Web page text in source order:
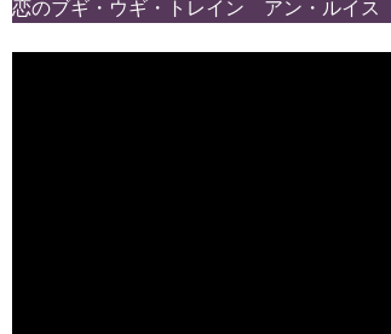
恋のブギ・ウギ・トレイン アン・ルイス